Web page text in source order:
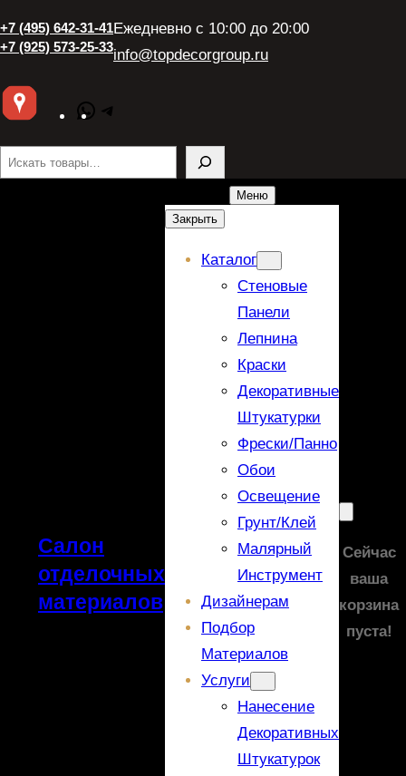
+7 (495) 642-31-41
+7 (925) 573-25-33
Ежедневно с 10:00 до 20:00
info@topdecorgroup.ru
WhatsApp
Поиск
Салон
отделочных
материалов
Меню
Закрыть
Каталог
Стеновые
Панели
Лепнина
Краски
Декоративные
Штукатурки
Фрески/панно
Обои
Освещение
Грунт/Клей
Малярный
Инструмент
Дизайнерам
Подбор
Материалов
Услуги
Нанесение
Декоративных
Штукатурок
Сейчас
ваша
корзина
пуста!